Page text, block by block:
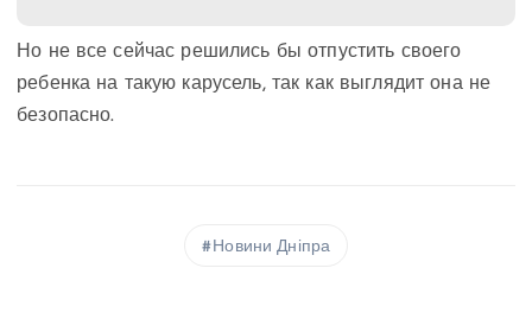
Но не все сейчас решились бы отпустить своего
ребенка на такую карусель, так как выглядит она не
безопасно.
Новини Дніпра